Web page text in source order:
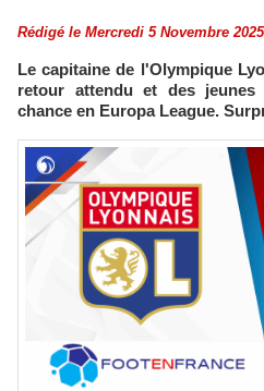
Rédigé le Mercredi 5 Novembre
Le capitaine de l'Olympique
retour attendu et des
chance en Europa League.